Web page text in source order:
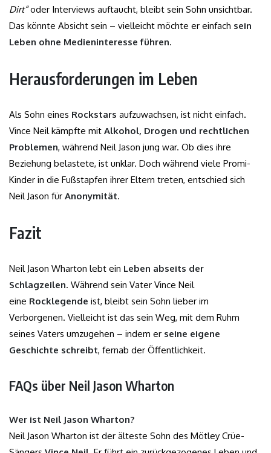
Dirt“oder Interviews auftaucht, bleibt sein Sohn unsichtbar.
Das könnte Absicht sein – vielleicht möchte er einfach sein
Leben ohne Medieninteresse führen.
Herausforderungen im Leben
Als Sohn eines Rockstars aufzuwachsen, ist nicht einfach.
Vince Neil kämpfte mit Alkohol, Drogen und rechtlichen
Problemen, während Neil Jason jung war. Ob dies ihre
Beziehung belastete, ist unklar. Doch während viele Promi-
Kinder in die Fußstapfen ihrer Eltern treten, entschied sich
Neil Jason für Anonymität.
Fazit
Neil Jason Wharton lebt ein Leben abseits der
Schlagzeilen. Während sein Vater Vince Neil
eine Rocklegende ist, bleibt sein Sohn lieber im
Verborgenen. Vielleicht ist das sein Weg, mit dem Ruhm
seines Vaters umzugehen – indem er seine eigene
Geschichte schreibt, fernab der Öffentlichkeit.
FAQs über Neil Jason Wharton
Wer ist Neil Jason Wharton?
Neil Jason Wharton ist der älteste Sohn des Mötley Crüe-